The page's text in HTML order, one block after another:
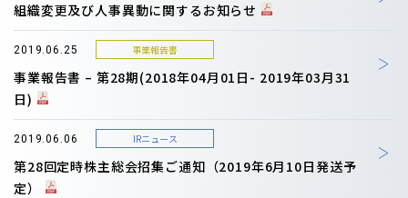
組織変更及び人事異動に関するお知らせ
2019.06.25 事業報告書
事業報告書 – 第28期(2018年04月01日- 2019年03月31
日)
2019.06.06 IRニュース
第28回定時株主総会招集ご通知（2019年6月10日発送予
定）